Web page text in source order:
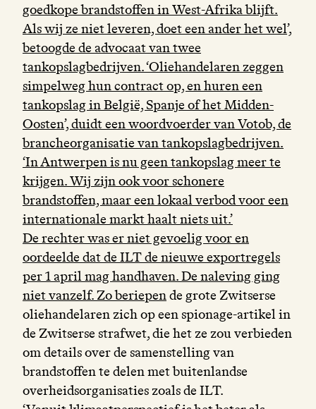
goedkope brandstoffen in West-Afrika blijft.
Als wij ze niet leveren, doet een ander het wel’,
betoogde de advocaat van twee
tankopslagbedrijven. ‘Oliehandelaren zeggen
simpelweg hun contract op, en huren een
tankopslag in België, Spanje of het Midden-
Oosten’, duidt een woordvoerder van Votob, de
brancheorganisatie van tankopslagbedrijven.
‘In Antwerpen is nu geen tankopslag meer te
krijgen. Wij zijn ook voor schonere
brandstoffen, maar een lokaal verbod voor een
internationale markt haalt niets uit.’
De rechter was er niet gevoelig voor en
oordeelde dat de ILT de nieuwe exportregels
per 1 april mag handhaven. De naleving ging
niet vanzelf. Zoberiepen de grote Zwitserse
oliehandelaren zich op een spionage-artikel in
de Zwitserse strafwet, die het ze zou verbieden
om details over de samenstelling van
brandstoffen te delen met buitenlandse
overheidsorganisaties zoals de ILT.